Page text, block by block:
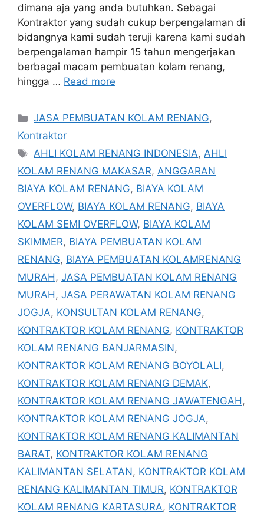
dimana aja yang anda butuhkan. Sebagai
Kontraktor yang sudah cukup berpengalaman di
bidangnya kami sudah teruji karena kami sudah
berpengalaman hampir 15 tahun mengerjakan
berbagai macam pembuatan kolam renang,
hingga … Read more
Categories
JASA PEMBUATAN KOLAM RENANG,
Kontraktor
Tags
AHLI KOLAM RENANG INDONESIA,AHLI
KOLAM RENANG MAKASAR, ANGGARAN
BIAYA KOLAM RENANG, BIAYA KOLAM
OVERFLOW, BIAYA KOLAM RENANG, BIAYA
KOLAM SEMI OVERFLOW, BIAYA KOLAM
SKIMMER, BIAYA PEMBUATAN KOLAM
RENANG, BIAYA PEMBUATAN KOLAMRENANG
MURAH, JASA PEMBUATAN KOLAM RENANG
MURAH, JASA PERAWATAN KOLAM RENANG
JOGJA, KONSULTAN KOLAM RENANG,
KONTRAKTOR KOLAM RENANG, KONTRAKTOR
KOLAM RENANG BANJARMASIN,
KONTRAKTOR KOLAM RENANG BOYOLALI,
KONTRAKTOR KOLAM RENANG DEMAK,
KONTRAKTOR KOLAM RENANG JAWATENGAH,
KONTRAKTOR KOLAM RENANG JOGJA,
KONTRAKTOR KOLAM RENANG KALIMANTAN
BARAT, KONTRAKTOR KOLAM RENANG
KALIMANTAN SELATAN, KONTRAKTOR KOLAM
RENANG KALIMANTAN TIMUR, KONTRAKTOR
KOLAM RENANG KARTASURA, KONTRAKTOR